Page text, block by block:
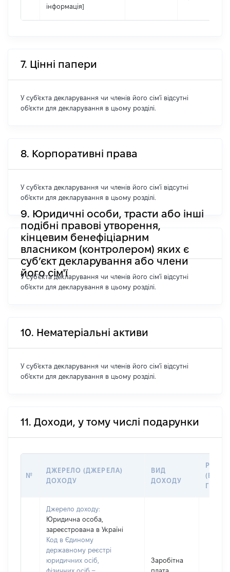
інформація]
7. Цінні папери
У суб'єкта декларування чи членів його сім'ї відсутні
об'єкти для декларування в цьому розділі.
8. Корпоративні права
У суб'єкта декларування чи членів його сім'ї відсутні
об'єкти для декларування в цьому розділі.
9. Юридичні особи, трасти або інші
подібні правові утворення,
кінцевим бенефіціарним
власником (контролером) яких є
суб’єкт декларування або члени
його сім'ї
У суб'єкта декларування чи членів його сім'ї відсутні
об'єкти для декларування в цьому розділі.
10. Нематеріальні активи
У суб'єкта декларування чи членів його сім'ї відсутні
об'єкти для декларування в цьому розділі.
11. Доходи, у тому числі подарунки
№
ДЖЕРЕЛО (ДЖЕРЕЛА)
ДОХОДУ
ВИД
ДОХОДУ
ГРН
Джерело доходу:
Юридична особа,
зареєстрована в Україні
Код в Єдиному
державному реєстрі
юридичних осіб,
фізичних осіб –
Заробітна
плата